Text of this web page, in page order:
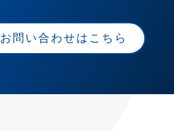
お問い合わせはこちら